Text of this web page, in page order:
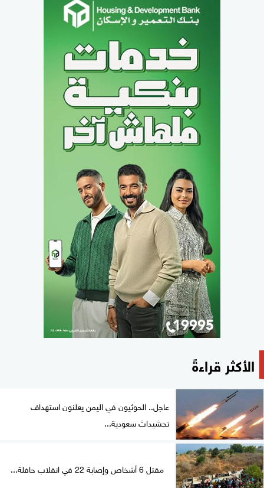
الأكثر قراءةً
عاجل.. الحوثيون في اليمن يعلنون استهداف
تحشيداتَ سعودية...
مقتل 6 أشخاص وإصابة 22 في انقلاب حافلة...